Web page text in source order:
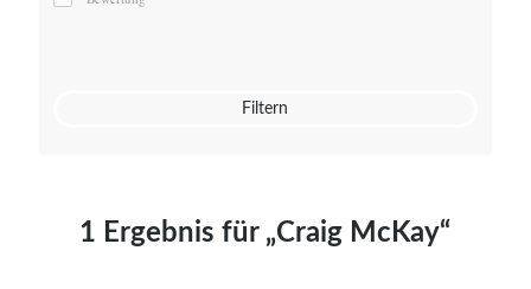
Mato von Vogelstein
Filtern
1 Ergebnis für „Craig McKay“